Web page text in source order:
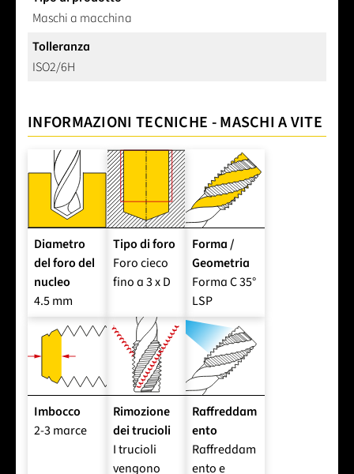
Maschi a macchina
Tolleranza
ISO2/6H
INFORMAZIONI TECNICHE - MASCHI A VITE
Diametro
del foro del
nucleo
4.5 mm
Tipo di foro
Foro cieco
fino a 3 x D
Forma /
Geometria
Forma C 35°
LSP
Imbocco
2-3 marce
Rimozione
dei trucioli
I trucioli
vengono
Raffreddam
ento
Raffreddam
ento e